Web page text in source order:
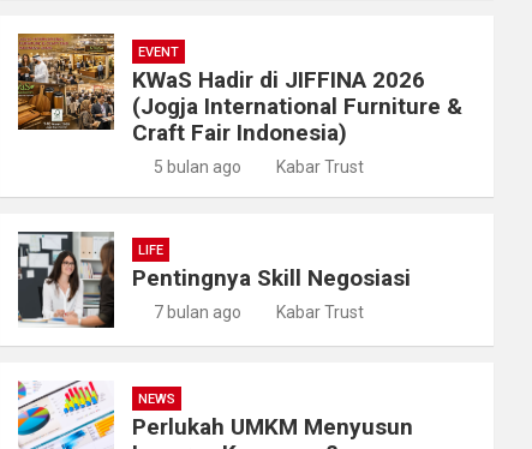
EVENT
KWaS Hadir di JIFFINA 2026
(Jogja International Furniture &
Craft Fair Indonesia)
5 bulan ago Kabar Trust
LIFE
Pentingnya Skill Negosiasi
7 bulan ago Kabar Trust
NEWS
Perlukah UMKM Menyusun